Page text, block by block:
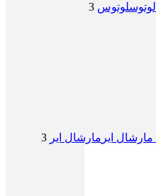
لوتوسلوتوس 3
مارشال ایر مارشال ایر 3